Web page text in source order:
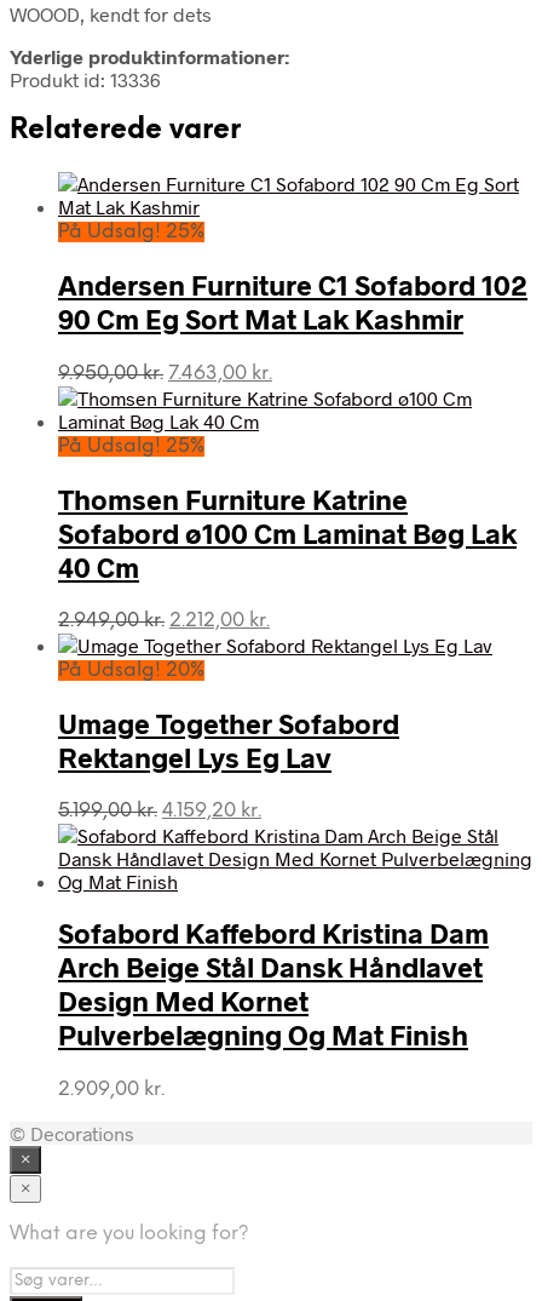
WOOOD, kendt for dets
Yderlige produktinformationer:
Produkt id: 13336
Relaterede varer
På Udsalg! 25%
Andersen Furniture C1 Sofabord 102
90 Cm Eg Sort Mat Lak Kashmir
9.950,00kr. Den
oprindelige
pris
var:
7.463,00 kr.
aktuelle
På Udsalg! 25%
Thomsen Furniture Katrine
Sofabord ø100 Cm Laminat Bøg Lak
40 Cm
2.949,00kr. Den
oprindelige
pris
2.949,00 kr..
2.212,00 kr.
aktuelle
2.212,00 kr..
På Udsalg! 20%
Umage Together Sofabord
Rektangel Lys Eg Lav
5.199,00kr. Den
oprindelige
pris
var:
4.159,20 kr.
aktuelle
pris
Sofabord Kaffebord Kristina Dam
Arch Beige Stål Dansk Håndlavet
Design Med Kornet
Pulverbelægning Og Mat Finish
2.909,00 kr.
© Decorations
×
×
What are you looking for?